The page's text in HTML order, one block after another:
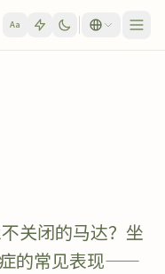
Aa
关闭的马达？坐
症的常见表现——